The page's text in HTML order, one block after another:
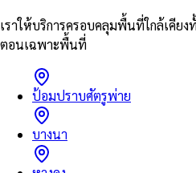
เราให้บริการครอบคลุมพื้นที่ใกล้เคีย
ตอนเฉพาะพื้นที่
ป้อมปราบศัตรูพ่าย
บางนา